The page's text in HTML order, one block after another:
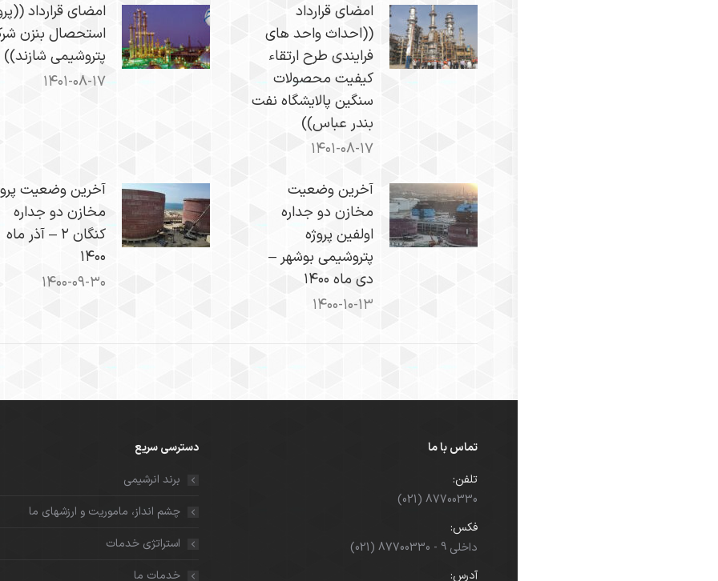
امضای قرارداد
((احداث واحد های
فرایندی طرح ارتقاء
کیفیت محصولات
سنگین پالایشگاه نفت
بندر عباس))
۱۴۰۱-۰۸-۱۷
امضای قرارداد
استحصال بنزن
پتروشیمی شازند))
۱۴۰۱-۰۸-۱۷
​آخرین وضعیت
مخازن دو جداره
اولفین پروژه
پتروشیمی بوشهر –
دی ماه ۱۴۰۰
۱۴۰۰-۱۰-۱۳
آخرین وضعیت
مخازن دو جداره
کنگان ۲ – آذر ماه
۱۴۰۰
۱۴۰۰-۰۹-۳۰
تماس با ما
تلفن:
(021) 87700330
فکس:
(021) 87700330 - داخلی 9
آدرس:
دسترسی سریع
برند انرشیمی
چشم انداز، ماموریت و ارزشهای ما
استراتژی خدمات
خدمات ما